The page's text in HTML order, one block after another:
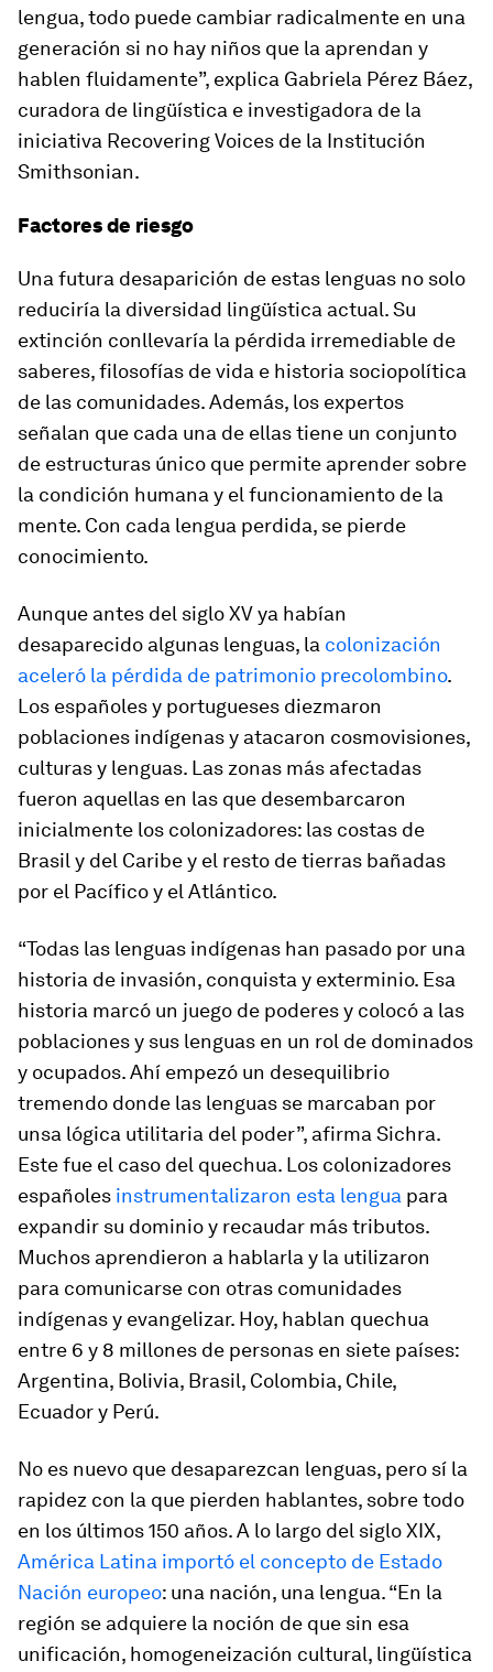
lengua, todo puede cambiar radicalmente en una
generación si no hay niños que la aprendan y
hablen fluidamente”, explica Gabriela Pérez Báez,
curadora de lingüística e investigadora de la
iniciativa Recovering Voices de la Institución
Smithsonian.
Factores de riesgo
Una futura desaparición de estas lenguas no solo
reduciría la diversidad lingüística actual. Su
extinción conllevaría la pérdida irremediable de
saberes, filosofías de vida e historia sociopolítica
de las comunidades. Además, los expertos
señalan que cada una de ellas tiene un conjunto
de estructuras único que permite aprender sobre
la condición humana y el funcionamiento de la
mente. Con cada lengua perdida, se pierde
conocimiento.
Aunque antes del siglo XV ya habían
desaparecido algunas lenguas, la colonización
aceleró la pérdida de patrimonio precolombino.
Los españoles y portugueses diezmaron
poblaciones indígenas y atacaron cosmovisiones,
culturas y lenguas. Las zonas más afectadas
fueron aquellas en las que desembarcaron
inicialmente los colonizadores: las costas de
Brasil y del Caribe y el resto de tierras bañadas
por el Pacífico y el Atlántico.
“Todas las lenguas indígenas han pasado por una
historia de invasión, conquista y exterminio. Esa
historia marcó un juego de poderes y colocó a las
poblaciones y sus lenguas en un rol de dominados
y ocupados. Ahí empezó un desequilibrio
tremendo donde las lenguas se marcaban por
unsa lógica utilitaria del poder”, afirma Sichra.
Este fue el caso del quechua. Los colonizadores
españoles instrumentalizaron esta lengua para
expandir su dominio y recaudar más tributos.
Muchos aprendieron a hablarla y la utilizaron
para comunicarse con otras comunidades
indígenas y evangelizar. Hoy, hablan quechua
entre 6 y 8 millones de personas en siete países:
Argentina, Bolivia, Brasil, Colombia, Chile,
Ecuador y Perú.
No es nuevo que desaparezcan lenguas, pero sí la
rapidez con la que pierden hablantes, sobre todo
en los últimos 150 años. A lo largo del siglo XIX,
América Latina importó el concepto de Estado
Nación europeo: una nación, una lengua. “En la
región se adquiere la noción de que sin esa
unificación, homogeneización cultural, lingüística